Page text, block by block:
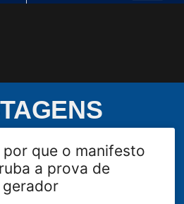
por que o manifesto
a prova de